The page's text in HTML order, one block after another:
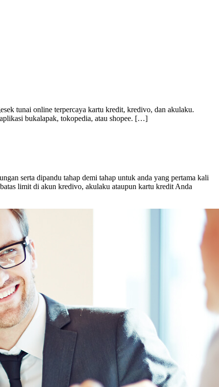
tunai online terpercaya kartu kredit, kredivo, dan akulaku.
bukalapak, tokopedia, atau shopee. […]
serta dipandu tahap demi tahap untuk anda yang pertama kali
limit di akun kredivo, akulaku ataupun kartu kredit Anda